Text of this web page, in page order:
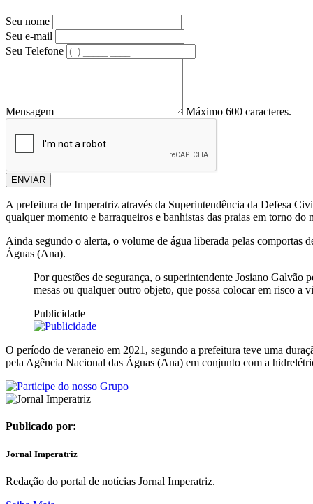
Seu nome
Seu e-mail
Seu Telefone
Mensagem Máximo 600 caracteres.
ENVIAR
A prefeitura de Imperatriz através da Superintendência da Defesa
qualquer momento e barraqueiros e banhistas das praias em torno
Ainda segundo o alerta, o volume de água liberada pelas
Águas (Ana).
Por questões de segurança, o superintendente Josiano Galvão
mesas ou qualquer outro objeto, que possa colocar em risco a
Publicidade
O período de veraneio em 2021, segundo a prefeitura teve uma
pela Agência Nacional das Águas (Ana) em conjunto com a
Publicado por:
Jornal Imperatriz
Redação do portal de notícias Jornal Imperatriz.